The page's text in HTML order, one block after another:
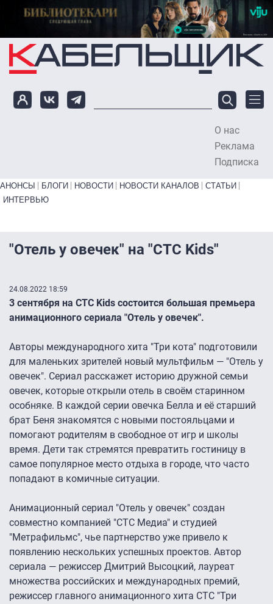
Перейти к основному содержанию
О нас
Реклама
Подписка
Primary links bottom
АНОНСЫ БЛОГИ НОВОСТИ НОВОСТИ КАНАЛОВ
СТАТЬИ
ИНТЕРВЬЮ
"Отель у овечек" на "СТС Kids"
24.08.2022 18:59
3 сентября на СТС Kids состоится большая премьера
анимационного сериала "Отель у овечек".
Авторы международного хита "Три кота" подготовили
для маленьких зрителей новый мультфильм — "Отель у
овечек". Сериал расскажет историю дружной семьи
овечек, которые открыли отель в своём старинном
особняке. В каждой серии овечка Белла и её старший
брат Беня знакомятся с новыми постояльцами и
помогают родителям в свободное от игр и школы
время. Дети так стремятся превратить гостиницу в
самое популярное место отдыха в городе, что часто
попадают в комичные ситуации.
Анимационный сериал "Отель у овечек" создан
совместно компанией "СТС Медиа" и студией
"Метрафильмс", чье партнерство уже привело к
появлению нескольких успешных проектов. Автор
сериала — режиссер Дмитрий Высоцкий, лауреат
множества российских и международных премий,
режиссер главного анимационного хита СТС "Три